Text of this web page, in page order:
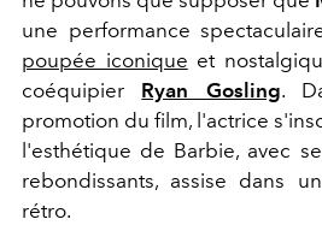
une performance
poupée iconique et
coéquipier Ryan Gosling.
promotion du film, l'actrice
l'esthétique de Barbie, avec
rebondissants, assise dans
rétro.